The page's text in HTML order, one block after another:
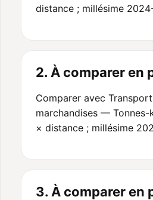
distance ; millésime
2. À comparer en
Comparer avec
marchandises —
× distance ; millésime
3. À comparer en